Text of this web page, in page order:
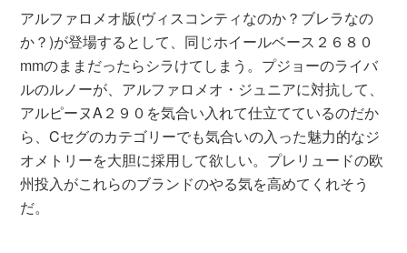
アルファロメオ版(ヴィスコンティなのか？ブレラなの
か？)が登場するとして、同じホイールベース２６８０
mmのままだったらシラけてしまう。プジョーのライバ
ルのルノーが、アルファロメオ・ジュニアに対抗して、
アルピーヌA２９０を気合い入れて仕立てているのだか
ら、Cセグのカテゴリーでも気合いの入った魅力的なジ
オメトリーを大胆に採用して欲しい。プレリュードの欧
州投入がこれらのブランドのやる気を高めてくれそう
だ。